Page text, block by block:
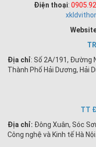
Điện thoại:
Địa chỉ: Số 2A/191, Đường
Thành Phố Hải Dương, Hải
TT
Địa chỉ: Đông Xuân, Sóc
Công nghệ và Kinh tế Hà Nội.